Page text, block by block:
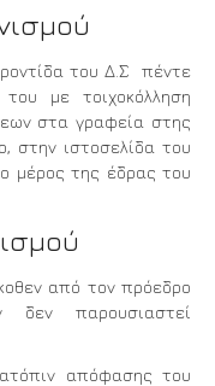
του Δ.Σ πέντε
με τοιχοκόλληση
στα γραφεία στης
στην ιστοσελίδα του
μέρος της έδρας του
από τον πρόεδρο
δεν παρουσιαστεί
απόφασης του